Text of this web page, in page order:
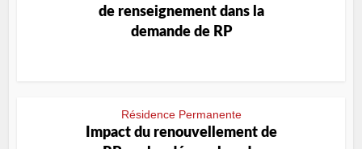
de renseignement dans la
demande de RP
Résidence Permanente
Impact du renouvellement de